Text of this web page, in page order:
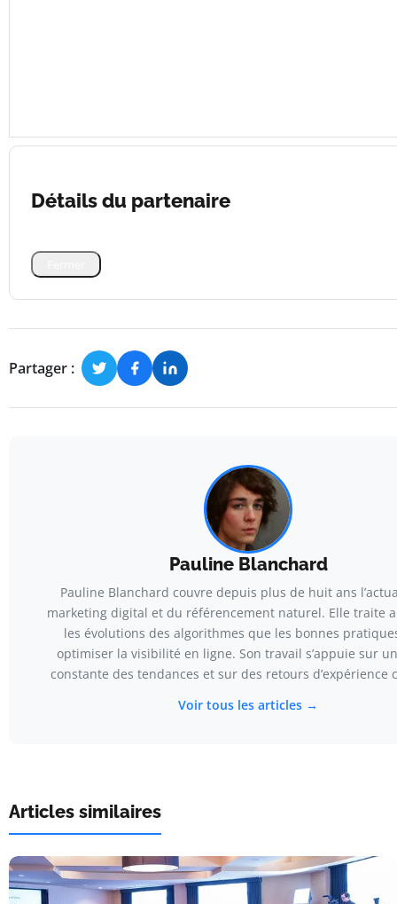
Détails du partenaire
Partager :
Pauline Blanchard
Pauline Blanchard couvre depuis plus de huit ans
marketing digital et du référencement naturel. Elle traite
les évolutions des algorithmes que les bonnes
optimiser la visibilité en ligne. Son travail s’appuie sur
constante des tendances et sur des retours d’expérience
Voir tous les articles →
Articles similaires